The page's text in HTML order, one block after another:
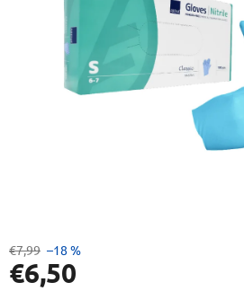
hviezdičiek.
€7,99 –18 %
€6,50